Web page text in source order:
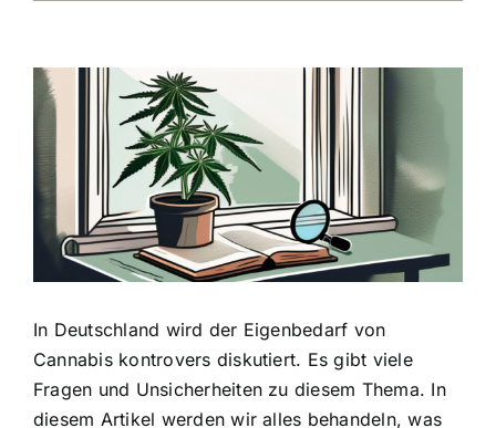
Zeige
grösseres
Bild
In Deutschland wird der Eigenbedarf von
Cannabis kontrovers diskutiert. Es gibt viele
Fragen und Unsicherheiten zu diesem Thema. In
diesem Artikel werden wir alles behandeln, was